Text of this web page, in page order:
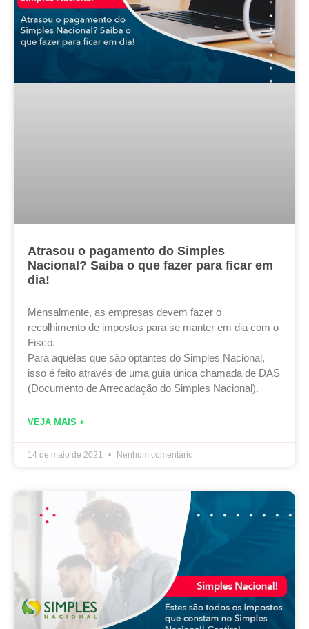
Atrasou o pagamento do Simples
Nacional? Saiba o que fazer para ficar em
dia!
Mensalmente, as empresas devem fazer o
recolhimento de impostos para se manter em dia com o
Fisco.
Para aquelas que são optantes do Simples Nacional,
isso é feito através de uma guia única chamada de DAS
(Documento de Arrecadação do Simples Nacional).
VEJA MAIS +
14 de maio de 2021 Nenhum comentário